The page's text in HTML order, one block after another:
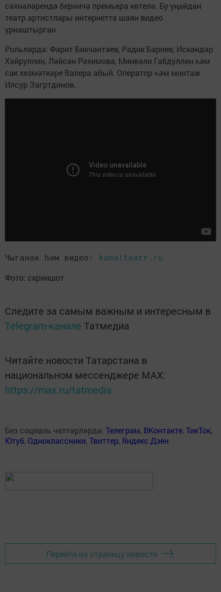
сәхнәләрендә берничә премьера көтелә. Бу уңайдан
театр артистлары интернетта шаян видео
урнаштырган.
Рольләрдә: Фәрит Бикчәнтәев, Радик Бариев, Искәндәр
Хәйруллин, Ләйсән Рәхимова, Минвәли Габдуллин һәм
сак хезмәткәре Валера абый. Оператор һәм монтаж
Илсур Загртдинов.
Чыганак һәм видео: kamalteatr.ru
Фото: скриншот
Следите за самым важным и интересным в
Telegram-канале Татмедиа
Читайте новости Татарстана в
национальном мессенджере MАХ:
https://max.ru/tatmedia
Без социаль челтәрләрдә: Телеграм, ВКонтакте,ТикТок,
Ютуб, Одноклассники,Твиттер, Яндекс.Дзен
Перейти на страницу новости